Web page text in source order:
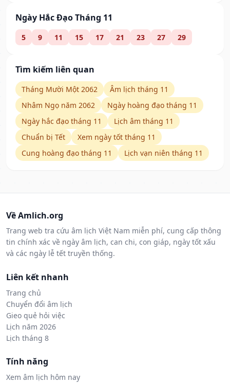
Ngày Hắc Đạo Tháng 11
5 9 11 15 17 21 23 27 29
Tìm kiếm liên quan
Tháng Mười Một 2062
Âm lịch tháng 11
Nhâm Ngọ năm 2062
Ngày hoàng đạo tháng 11
Ngày hắc đạo tháng 11
Lịch âm tháng 11
Chuẩn bị Tết
Xem ngày tốt tháng 11
Cung hoàng đạo tháng 11
Lịch vạn niên tháng 11
Về Amlich.org
Trang web tra cứu âm lịch Việt Nam miễn phí, cung cấp thông
tin chính xác về ngày âm lịch, can chi, con giáp, ngày tốt xấu
và các ngày lễ tết truyền thống.
Liên kết nhanh
Trang chủ
Chuyển đổi âm lịch
Gieo quẻ hỏi việc
Lịch năm 2026
Lịch tháng 8
Tính năng
Xem âm lịch hôm nay